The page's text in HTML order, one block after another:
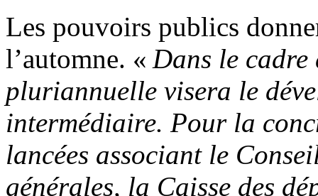
Les pouvoirs publics
l’automne. « Dans le
pluriannuelle visera le
intermédiaire. Pour la
lancées associant le
générales, la Caisse des